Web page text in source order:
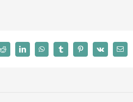
Reddit LinkedInWhatsAppTumblrPinterest
Vk Email